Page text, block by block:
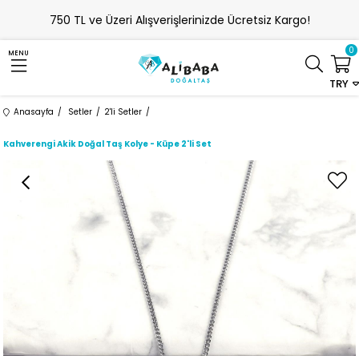
750 TL ve Üzeri Alışverişlerinizde Ücretsiz Kargo!
MENU
TRY
0
Anasayfa Setler 2'li Setler
Kahverengi Akik Doğal Taş Kolye - Küpe 2'li Set